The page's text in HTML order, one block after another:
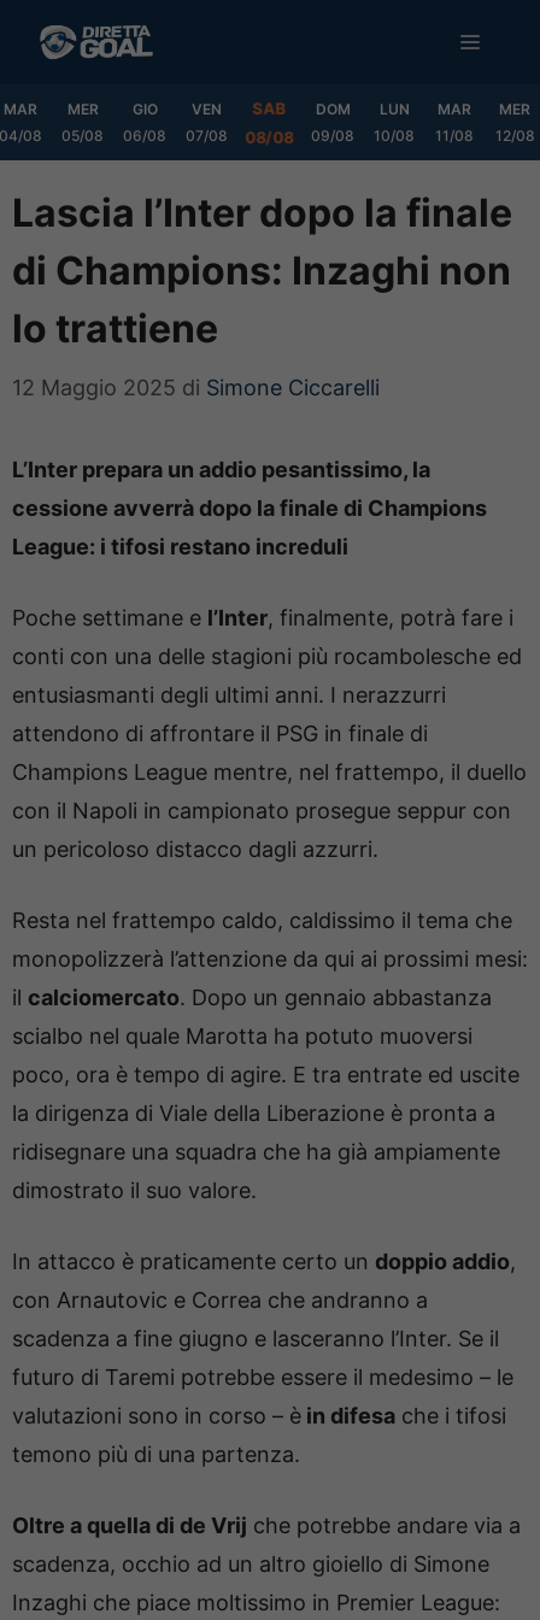
MENU
MAR
04/08
MER
05/08
GIO
06/08
VEN
07/08
SAB
08/08
DOM
09/08
LUN
10/08
MAR
11/08
MER
12/08
Lascia l’Inter dopo la finale
di Champions: Inzaghi non
lo trattiene
12 Maggio 2025 di Simone Ciccarelli
L’Inter prepara un addio pesantissimo, la
cessione avverrà dopo la finale di Champions
League: i tifosi restano increduli
Poche settimane e l’Inter, finalmente, potrà fare i
conti con una delle stagioni più rocambolesche ed
entusiasmanti degli ultimi anni. I nerazzurri
attendono di affrontare il PSG in finale di
Champions League mentre, nel frattempo, il duello
con il Napoli in campionato prosegue seppur con
un pericoloso distacco dagli azzurri.
Resta nel frattempo caldo, caldissimo il tema che
monopolizzerà l’attenzione da qui ai prossimi mesi:
il calciomercato. Dopo un gennaio abbastanza
scialbo nel quale Marotta ha potuto muoversi
poco, ora è tempo di agire. E tra entrate ed uscite
la dirigenza di Viale della Liberazione è pronta a
ridisegnare una squadra che ha già ampiamente
dimostrato il suo valore.
In attacco è praticamente certo un doppio addio,
con Arnautovic e Correa che andranno a
scadenza a fine giugno e lasceranno l’Inter. Se il
futuro di Taremi potrebbe essere il medesimo – le
valutazioni sono in corso – è in difesa che i tifosi
temono più di una partenza.
Oltre a quella di de Vrij che potrebbe andare via a
scadenza, occhio ad un altro gioiello di Simone
Inzaghi che piace moltissimo in Premier League: